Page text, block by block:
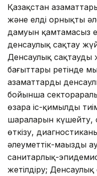
Қазақстан
және елдің орнықты
дамуын қамтамасыз
денсаулық сақтау
Денсаулық сақтауды
бағыттары ретінде
азаматтардың
бойынша
өзара іс-қимылдың
шараларын күшейту,
өткізу,
әлеуметтік-маңызды
санитарлық-
жетілдіру; Денсаулық